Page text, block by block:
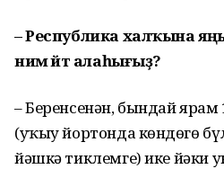
– Республика халҡына
нимә әйтә алаһығыҙ?
– Беренсенән, бындай
(уҡыу йортонда көндөҙгө
йәшкә тиклемге) ике йәки